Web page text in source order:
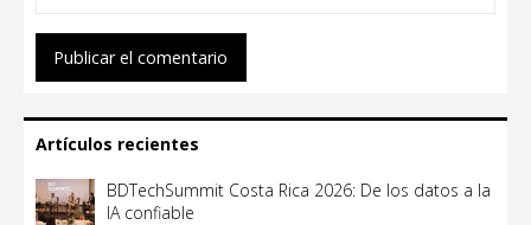
Artículos recientes
BDTechSummit Costa Rica 2026: De los datos a la
IA confiable